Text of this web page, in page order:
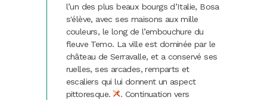
l’un des plus beaux bourgs d’Italie, Bosa
s'élève, avec ses maisons aux mille
couleurs, le long de l’embouchure du
fleuve Temo. La ville est dominée par le
château de Serravalle, et a conservé ses
ruelles, ses arcades, remparts et
escaliers qui lui donnent un aspect
pittoresque.
. Continuation vers